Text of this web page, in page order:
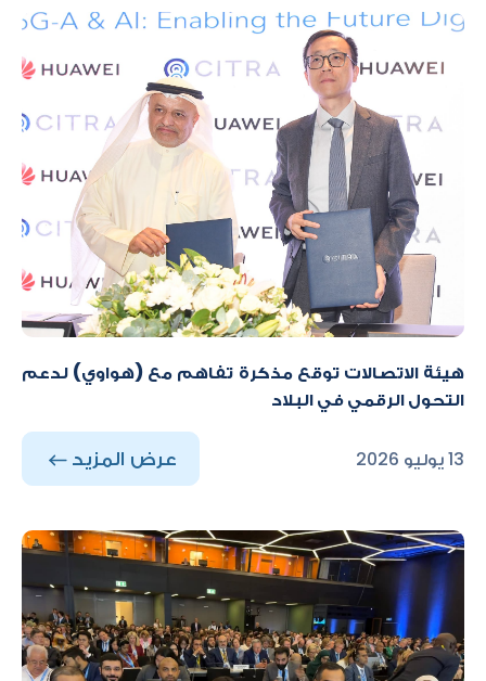
هيئة الاتصالات توقع مذكرة تفاهم مع (هواوي) لدعم
التحول الرقمي في البلاد
13 يوليو 2026 عرض المزيد